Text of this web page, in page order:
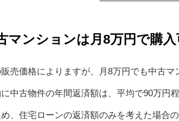
マンションは月8万円で購入
売価格によりますが、月8万円でも中古マ
中古物件の年間返済額は、平均で90万円程
、住宅ローンの返済額のみを考えた場合